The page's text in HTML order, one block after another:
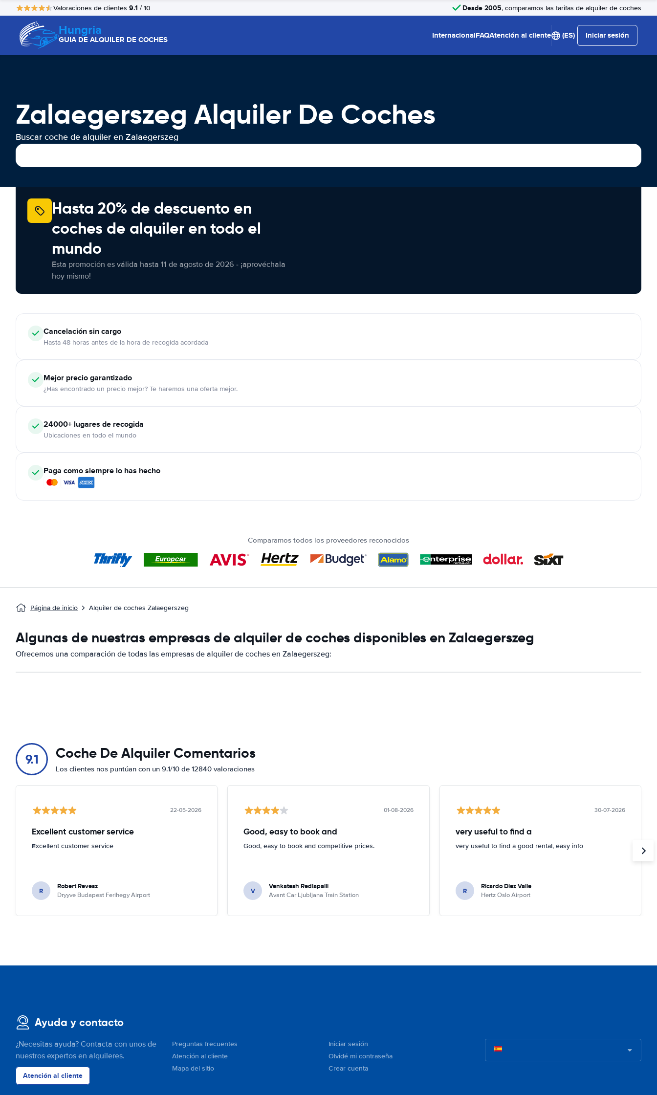
Valoraciones de clientes 9.1 / 10 Desde 2005, comparamos las tarifas de alquiler de coches
Hungria
GUIA DE ALQUILER DE COCHES InternacionalFAQAtención al cliente (ES) Iniciar sesión
Zalaegerszeg Alquiler De Coches
Buscar coche de alquiler en Zalaegerszeg
Hasta 20% de descuento en
coches de alquiler en todo el
mundo
Esta promoción es válida hasta 11 de agosto de 2026 - ¡aprovéchala
hoy mismo!
Cancelaciónsin cargo
Hasta 48 horas antes de la hora de recogida acordada
Mejor precio garantizado
¿Has encontrado un precio mejor? Te haremos una oferta mejor.
24000+ lugares de recogida
Ubicaciones en todo el mundo
Paga como siempre lo has hecho
Comparamos todos los proveedores reconocidos
Página de inicio Alquiler de coches Zalaegerszeg
Algunas de nuestras empresas de alquiler de coches disponibles en Zalaegerszeg
Ofrecemos una comparación de todas las empresas de alquiler de coches en Zalaegerszeg:
9.1 Coche De Alquiler Comentarios
Los clientes nos puntúan con un 9.1/10 de 12840 valoraciones
22-05-2026
Excellent customer service
Excellent customer service
R Robert Revesz
Dryyve Budapest Ferihegy Airport
01-08-2026
Good, easy to book and
Good, easy to book and competitive prices.
V Venkatesh Redlapalli
Avant Car Ljubljana Train Station
30-07-2026
very useful to find a
very useful to find a good rental, easy info
R Ricardo Diez Valle
Hertz Oslo Airport
Ayuda y contacto
¿Necesitas ayuda? Contacta con unos de
nuestros expertos en alquileres.
Atención al cliente
Preguntas frecuentes
Atención al cliente
Mapa del sitio
Iniciar sesión
Olvidé mi contraseña
Crear cuenta